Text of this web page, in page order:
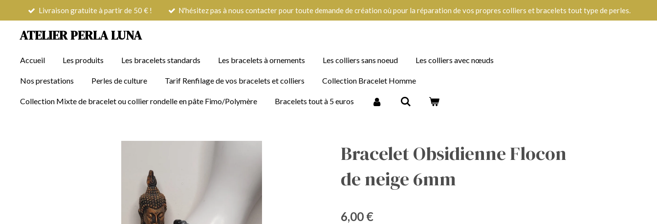
contenu
Livraison gratuite à partir de 50 € ! N'hésitez pas à nous contacter pour toute demande de création où pour la réparation de vos propres colliers et bracelets tout type de perles.
ATELIER PERLA LUNA
Accueil Les produits Les bracelets standards Les bracelets à ornements Les colliers sans noeud Les colliers avec nœuds
Nos prestations Perles de culture Tarif Renfilage de vos bracelets et colliers Collection Bracelet Homme
Collection Mixte de bracelet ou collier rondelle en pâte Fimo/Polymère Bracelets tout à 5 euros
Bracelet Obsidienne Flocon
de neige 6mm
6,00 €